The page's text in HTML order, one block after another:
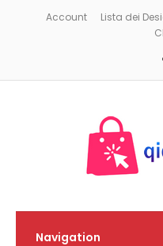
Account Lista dei
Navigation